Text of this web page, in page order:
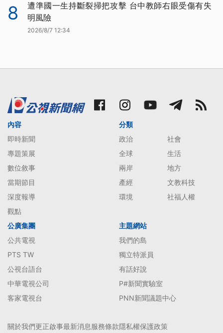
8
遭準國一生持斷裂掃把攻擊 台中教師右眼受傷有失
明風險
2026/8/7 12:34
內容
即時新聞
專題策展
數位敘事
當期節目
深度報導
觀點
分類
政治
社會
全球
生活
兩岸
地方
產經
文教科技
環境
社福人權
公廣集團
公共電視
PTS TW
公視台語台
中華電視公司
客家電視台
主題網站
我們的島
獨立特派員
有話好說
P#新聞實驗室
PNN新聞議題中心
關於我們更正啟事最新消息服務條款隱私權保護政策